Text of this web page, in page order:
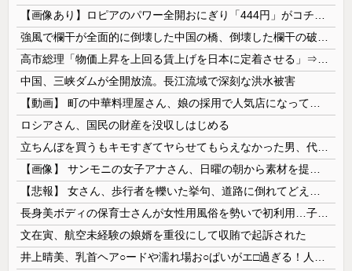
中国、三峡ダムが全開放流。長江流域で深刻な洪水被害
ロシアさん、国民の財産を没収しはじめる
文在寅、航空未経験の娘婿を重役にして収賄で起訴された